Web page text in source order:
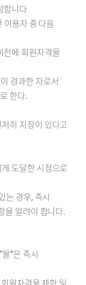
합니다
이용자 중 다음
전에 회원자격을
경과한 자로서
한다.
히 지장이 있다고
도달한 시점으로
는 경우, 즉시
을 알려야 합니다.
”은 즉시